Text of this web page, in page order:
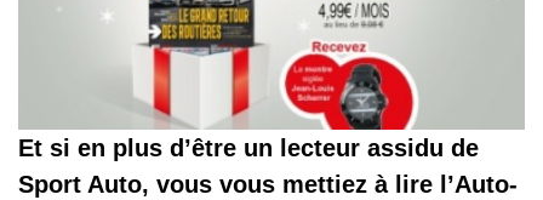
Et si en plus d’être un lecteur assidu de
Sport Auto, vous vous mettiez à lire l’Auto-